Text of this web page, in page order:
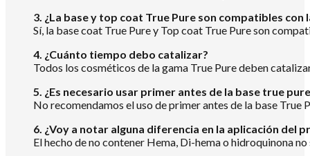
3. ¿La base y top coat True Pure son compatibles con
Sí, la base coat True Pure y Top coat True Pure son
4. ¿Cuánto tiempo debo catalizar?
Todos los cosméticos de la gama True Pure deben
5. ¿Es necesario usar primer antes de la base true
No recomendamos el uso de primer antes de la base True
6. ¿Voy a notar alguna diferencia en la aplicación
El hecho de no contener Hema, Di-hema o hidroquinona